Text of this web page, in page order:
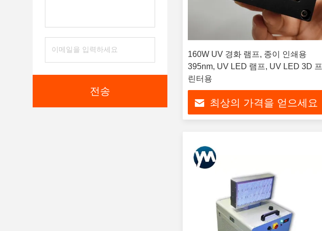
전송
160W UV 경화 램프, 종이 인쇄용
395nm, UV LED 램프, UV LED 3D 프
린터용
최상의 가격을 얻으세요